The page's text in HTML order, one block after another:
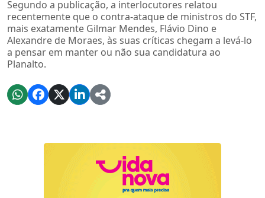
Segundo a publicação, a interlocutores relatou
recentemente que o contra-ataque de ministros do STF,
mais exatamente Gilmar Mendes, Flávio Dino e
Alexandre de Moraes, às suas críticas chegam a levá-lo
a pensar em manter ou não sua candidatura ao
Planalto.